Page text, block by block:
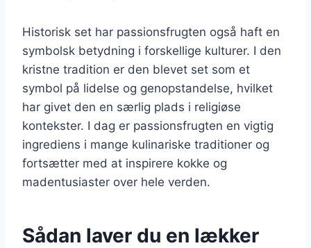
Historisk set har passionsfrugten også haft en
symbolsk betydning i forskellige kulturer. I den
kristne tradition er den blevet set som et
symbol på lidelse og genopstandelse, hvilket
har givet den en særlig plads i religiøse
kontekster. I dag er passionsfrugten en vigtig
ingrediens i mange kulinariske traditioner og
fortsætter med at inspirere kokke og
madentusiaster over hele verden.
Sådan laver du en lækker